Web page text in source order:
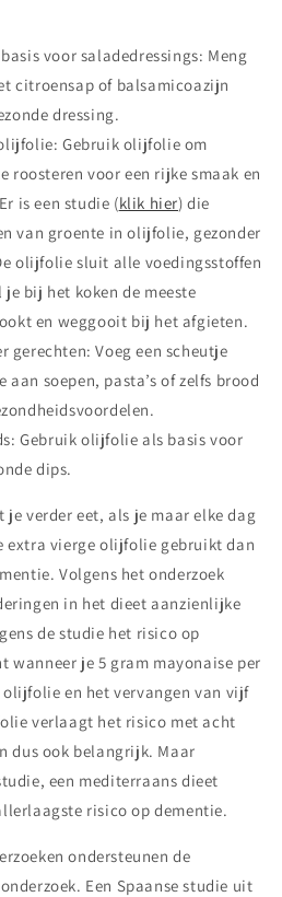
voor saladedressings: Meng
citroensap of balsamicoazijn
dressing.
Gebruik olijfolie om
roosteren voor een rijke smaak en
is een studie (klik hier) die
van groente in olijfolie, gezonder
olijfolie sluit alle voedingsstoffen
bij het koken de meeste
en weggooit bij het afgieten.
gerechten: Voeg een scheutje
soepen, pasta’s of zelfs brood
Gebruik olijfolie als basis voor
dips.
verder eet, als je maar elke dag
extra vierge olijfolie gebruikt dan
Volgens het onderzoek
in het dieet aanzienlijke
de studie het risico op
wanneer je 5 gram mayonaise per
en het vervangen van vijf
verlaagt het risico met acht
dus ook belangrijk. Maar
een mediterraans dieet
risico op dementie.
ondersteunen de
Een Spaanse studie uit